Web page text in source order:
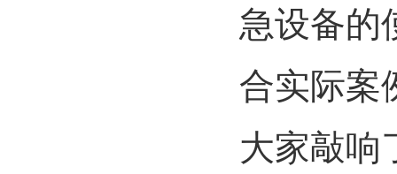
急设备的
合实际案
大家敲响